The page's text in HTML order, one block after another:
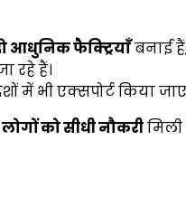
आधुनिक फैक्ट्रियाँबनाई
रहे हैं।
में भी एक्सपोर्ट किया
को सीधी नौकरी